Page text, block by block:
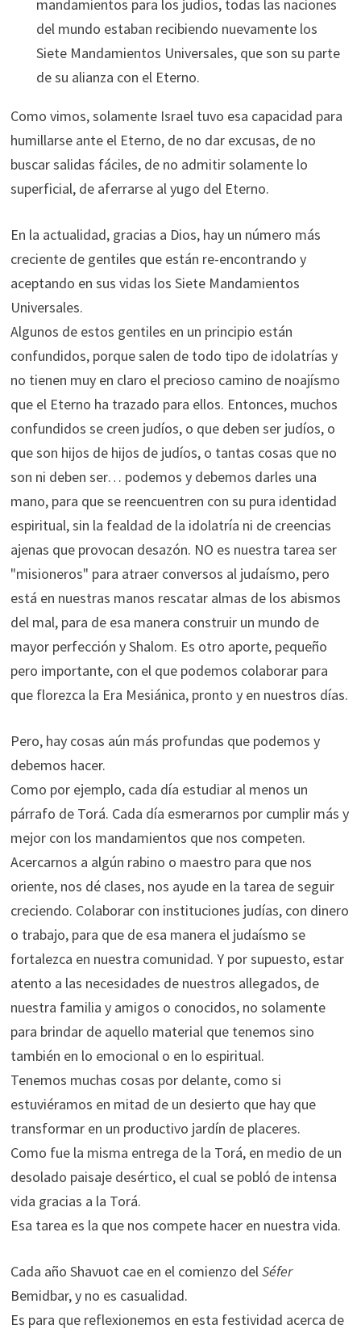
mandamientos para los judíos, todas las naciones
del mundo estaban recibiendo nuevamente los
Siete Mandamientos Universales, que son su parte
de su alianza con el Eterno.
Como vimos, solamente Israel tuvo esa capacidad para
humillarse ante el Eterno, de no dar excusas, de no
buscar salidas fáciles, de no admitir solamente lo
superficial, de aferrarse al yugo del Eterno.
En la actualidad, gracias a Dios, hay un número más
creciente de gentiles que están re-encontrando y
aceptando en sus vidas los Siete Mandamientos
Universales.
Algunos de estos gentiles en un principio están
confundidos, porque salen de todo tipo de idolatrías y
no tienen muy en claro el precioso camino de noajísmo
que el Eterno ha trazado para ellos. Entonces, muchos
confundidos se creen judíos, o que deben ser judíos, o
que son hijos de hijos de judíos, o tantas cosas que no
son ni deben ser… podemos y debemos darles una
mano, para que se reencuentren con su pura identidad
espiritual, sin la fealdad de la idolatría ni de creencias
ajenas que provocan desazón. NO es nuestra tarea ser
"misioneros" para atraer conversos al judaísmo, pero
está en nuestras manos rescatar almas de los abismos
del mal, para de esa manera construir un mundo de
mayor perfección y Shalom. Es otro aporte, pequeño
pero importante, con el que podemos colaborar para
que florezca la Era Mesiánica, pronto y en nuestros días.
Pero, hay cosas aún más profundas que podemos y
debemos hacer.
Como por ejemplo, cada día estudiar al menos un
párrafo de Torá. Cada día esmerarnos por cumplir más y
mejor con los mandamientos que nos competen.
Acercarnos a algún rabino o maestro para que nos
oriente, nos dé clases, nos ayude en la tarea de seguir
creciendo. Colaborar con instituciones judías, con dinero
o trabajo, para que de esa manera el judaísmo se
fortalezca en nuestra comunidad. Y por supuesto, estar
atento a las necesidades de nuestros allegados, de
nuestra familia y amigos o conocidos, no solamente
para brindar de aquello material que tenemos sino
también en lo emocional o en lo espiritual.
Tenemos muchas cosas por delante, como si
estuviéramos en mitad de un desierto que hay que
transformar en un productivo jardín de placeres.
Como fue la misma entrega de la Torá, en medio de un
desolado paisaje desértico, el cual se pobló de intensa
vida gracias a la Torá.
Esa tarea es la que nos compete hacer en nuestra vida.
Cada año Shavuot cae en el comienzo delSéfer
Bemidbar, y no es casualidad.
Es para que reflexionemos en esta festividad acerca de